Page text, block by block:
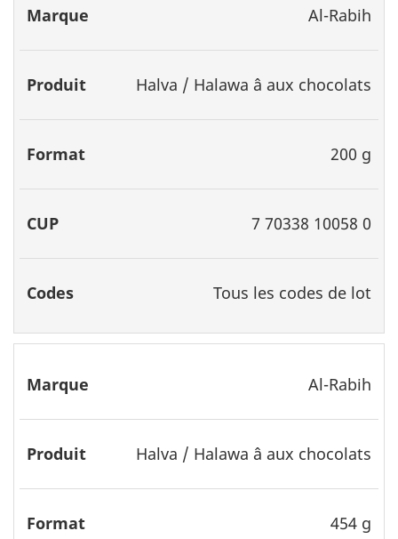
Marque Codes
Al-Rabih
Halva / Halawa â aux chocolats
200 g
7 70338 10058 0
Tous les codes de lot
Al-Rabih
Halva / Halawa â aux chocolats
454 g